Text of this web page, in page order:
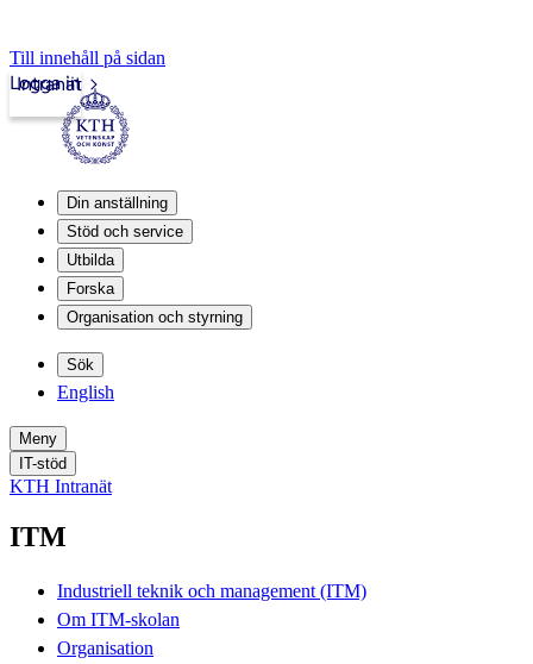
Till innehåll på sidan
Intranät
Logga in
Din anställning
Stöd och service
Utbilda
Forska
Organisation och styrning
Sök
English
Meny
IT-stöd
KTH Intranät
ITM
Industriell teknik och management (ITM)
Om ITM-skolan
Organisation